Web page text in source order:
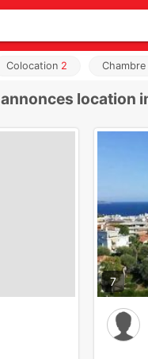
Colocation 2 Chambre
annonces location
7